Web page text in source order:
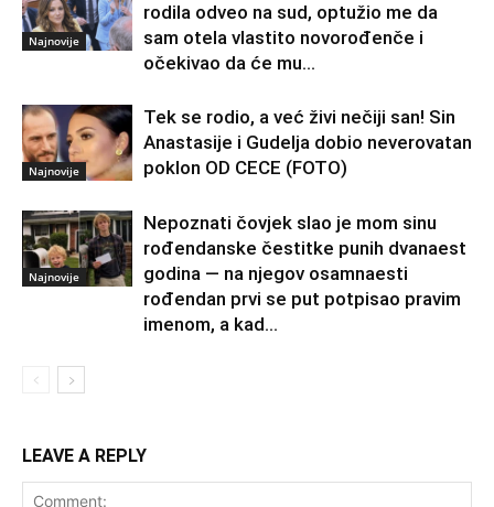
Najnovije
rodila odveo na sud, optužio me da
sam otela vlastito novorođenče i
očekivao da će mu...
Najnovije
Tek se rodio, a već živi nečiji san! Sin
Anastasije i Gudelja dobio neverovatan
poklon OD CECE (FOTO)
Najnovije
Nepoznati čovjek slao je mom sinu
rođendanske čestitke punih dvanaest
godina — na njegov osamnaesti
rođendan prvi se put potpisao pravim
imenom, a kad...
LEAVE A REPLY